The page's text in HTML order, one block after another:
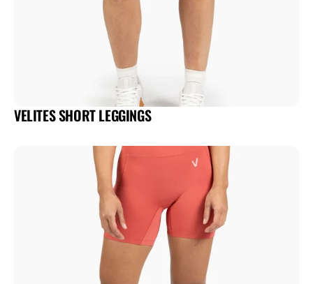
VELITES SHORT LEGGINGS